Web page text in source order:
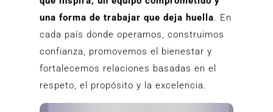
una forma de trabajar que deja huella. En
cada país donde operamos, construimos
confianza, promovemos el bienestar y
fortalecemos relaciones basadas en el
respeto, el propósito y la excelencia.